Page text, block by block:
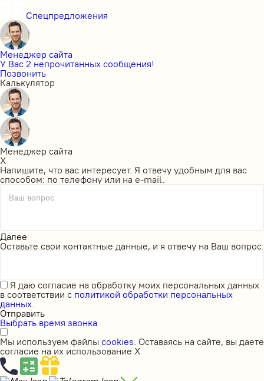
Спецпредложения
Менеджер сайта
У Вас 2 непрочитанных сообщения!
Позвонить
Калькулятор
Менеджер сайта
X
Напишите, что вас интересует. Я отвечу удобным для вас
способом: по телефону или на e-mail.
Ваш вопрос
Далее
Оставьте свои контактные данные, и я отвечу на Ваш вопрос.
Я даю согласие на обработку моих персональных данных
в соответствии с политикой обработки персональных
данных.
Отправить
Выбрать время звонка
Мы используем файлы cookies . Оставаясь на сайте, вы даете
согласие на их использование X